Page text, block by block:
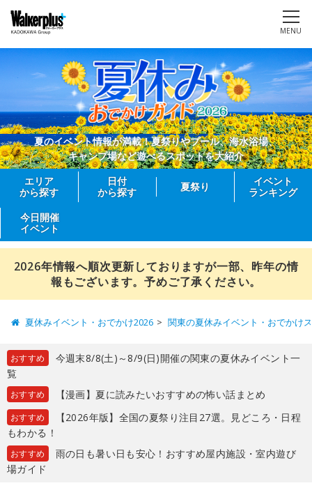
MENU
夏のイベント情報が満載！夏祭りやプール、海水浴場、
キャンプ場など遊べるスポットを大紹介
エリア
から探す
日付
から探す
夏祭り
イベント
ランキング
今日開催
イベント
2026年情報へ順次更新しておりますが一部、昨年の情
報もございます。予めご了承ください。
夏休みイベント・おでかけ2026 関東の夏休みイベント・おでかけ
おすすめ
今週末8/8(土)～8/9(日)開催の関東の夏休みイベント一
覧
おすすめ 【漫画】夏に読みたいおすすめの怖い話まとめ
おすすめ
【2026年版】全国の夏祭り注目27選。見どころ・日程
もわかる！
おすすめ
雨の日も暑い日も安心！おすすめ屋内施設・室内遊び
場ガイド